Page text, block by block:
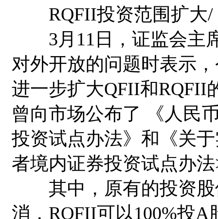
RQFII投资范围扩大/
3月11日，证监会主
对外开放的问题时表示
进一步扩大QFII和RQFII
曾向市场公布了 《人民
投资试点办法》和《关
者境内证券投资试点办
其中，原有的投资股
消，RQFII可以100%投